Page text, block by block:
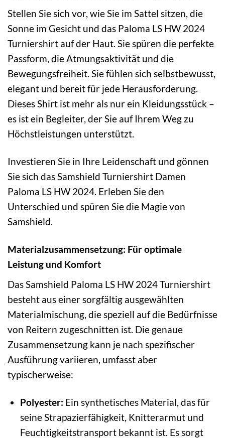
Stellen Sie sich vor, wie Sie im Sattel sitzen, die
Sonne im Gesicht und das Paloma LS HW 2024
Turniershirt auf der Haut. Sie spüren die perfekte
Passform, die Atmungsaktivität und die
Bewegungsfreiheit. Sie fühlen sich selbstbewusst,
elegant und bereit für jede Herausforderung.
Dieses Shirt ist mehr als nur ein Kleidungsstück –
es ist ein Begleiter, der Sie auf Ihrem Weg zu
Höchstleistungen unterstützt.
Investieren Sie in Ihre Leidenschaft und gönnen
Sie sich das Samshield Turniershirt Damen
Paloma LS HW 2024. Erleben Sie den
Unterschied und spüren Sie die Magie von
Samshield.
Materialzusammensetzung: Für optimale
Leistung und Komfort
Das Samshield Paloma LS HW 2024 Turniershirt
besteht aus einer sorgfältig ausgewählten
Materialmischung, die speziell auf die Bedürfnisse
von Reitern zugeschnitten ist. Die genaue
Zusammensetzung kann je nach spezifischer
Ausführung variieren, umfasst aber
typischerweise:
Polyester: Ein synthetisches Material, das für
seine Strapazierfähigkeit, Knitterarmut und
Feuchtigkeitstransport bekannt ist. Es sorgt